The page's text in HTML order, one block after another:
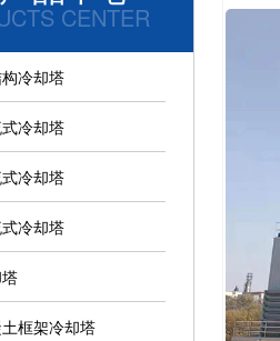
CENTER
冷却塔
冷却塔
冷却塔
冷却塔
框架冷却塔